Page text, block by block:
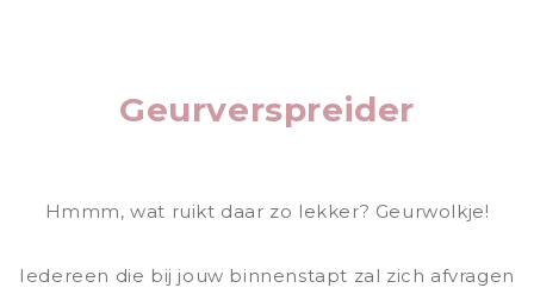
Geurverspreider
Hmmm, wat ruikt daar zo lekker? Geurwolkje!
Iedereen die bij jouw binnenstapt zal zich afvragen